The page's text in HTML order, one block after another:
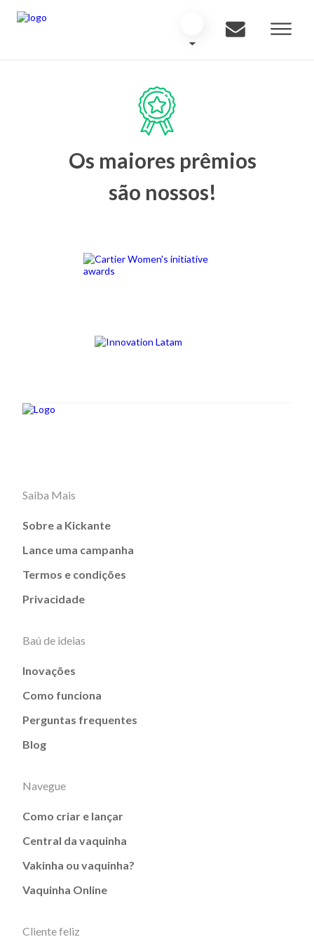
Os maiores prêmios
são nossos!
Saiba Mais
Sobre a Kickante
Lance uma campanha
Termos e condições
Privacidade
Baú de ideias
Inovações
Como funciona
Perguntas frequentes
Blog
Navegue
Como criar e lançar
Central da vaquinha
Vakinha ou vaquinha?
Vaquinha Online
Cliente feliz